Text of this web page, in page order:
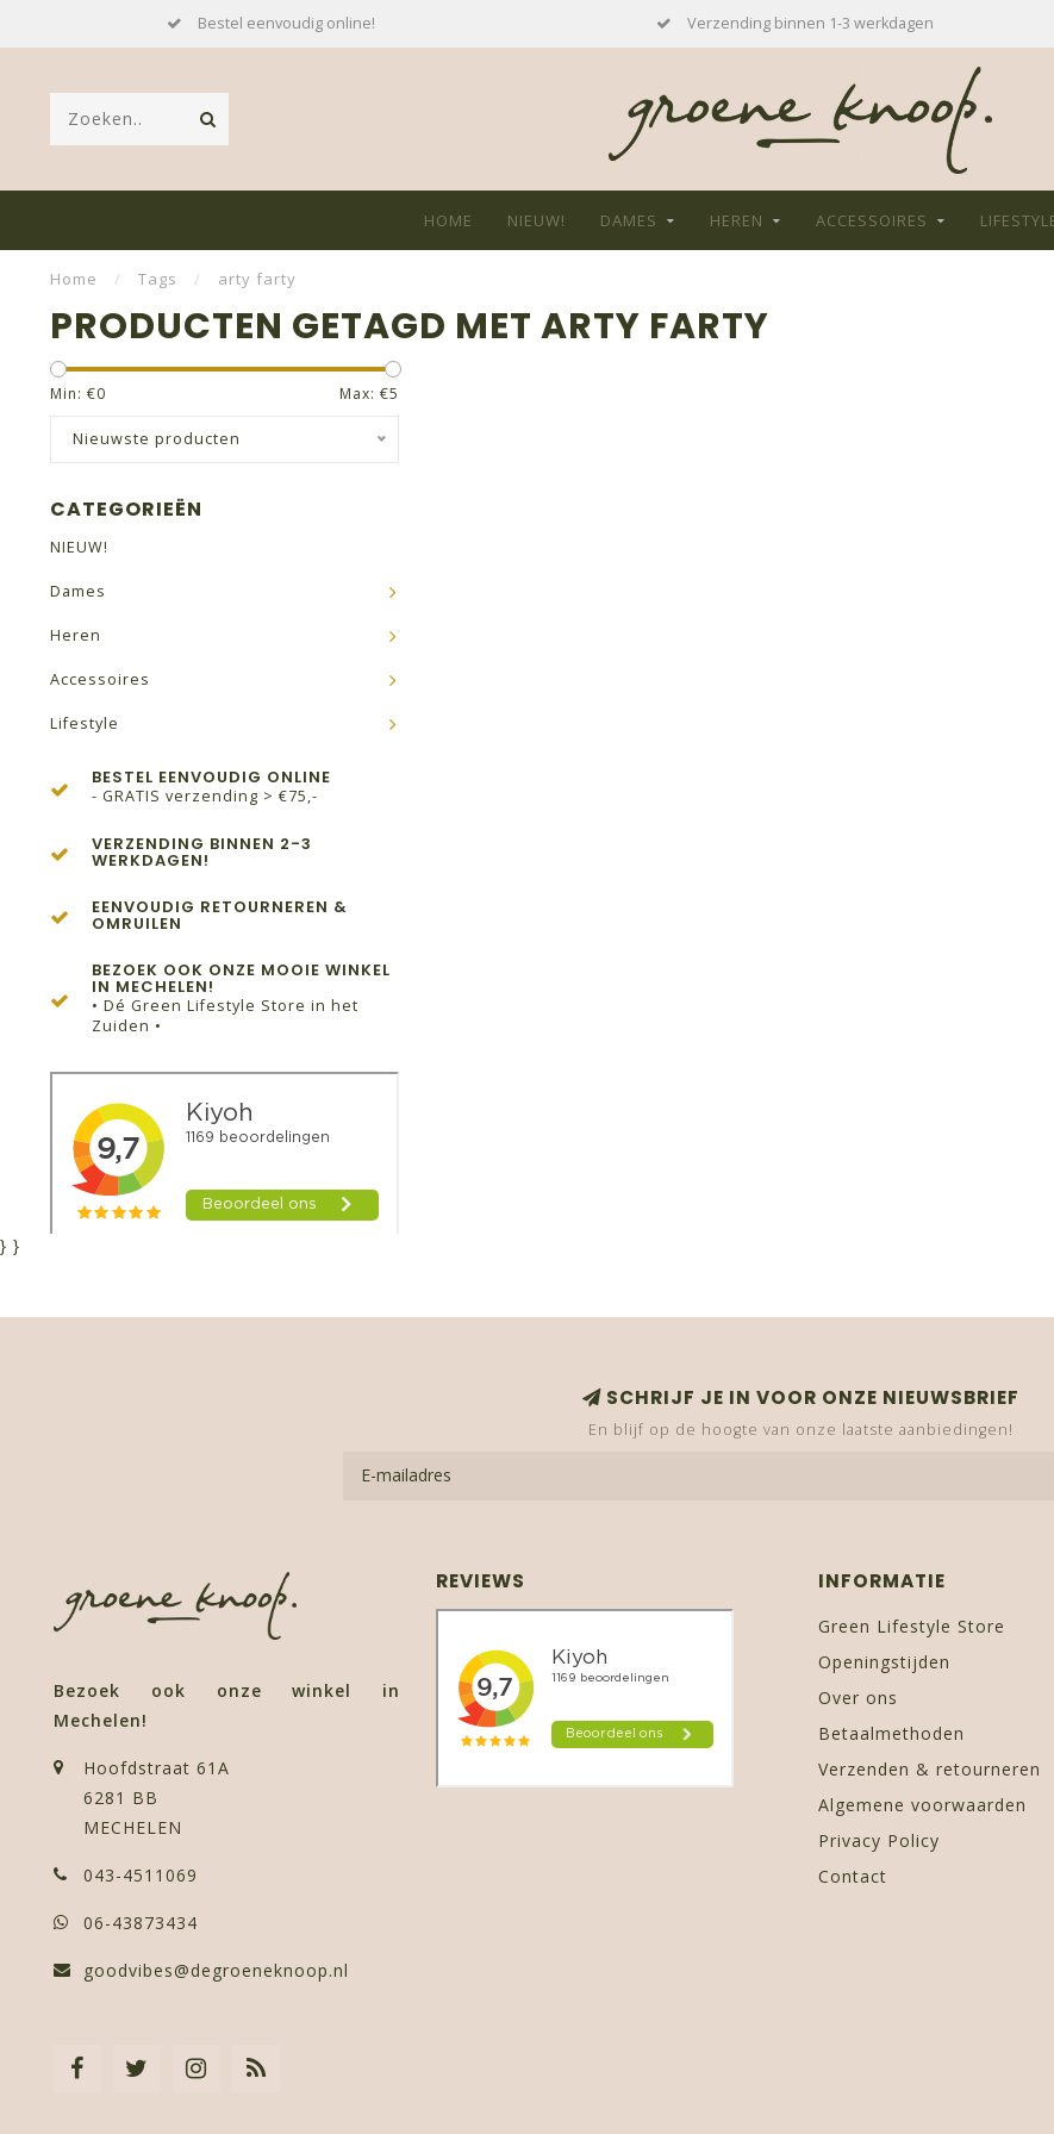
Bestel eenvoudig online! Verzending binnen 1-3 werkdagen
HOME NIEUW! DAMES HEREN ACCESSOIRES
Home / Tags / arty farty
PRODUCTEN GETAGD MET ARTY FARTY
Min: €0 Max: €5
Nieuwste producten
CATEGORIEËN
NIEUW!
Dames
Heren
Accessoires
Lifestyle
BESTEL EENVOUDIG ONLINE
- GRATIS verzending > €75,-
VERZENDING BINNEN 2-3
WERKDAGEN!
EENVOUDIG RETOURNEREN &
OMRUILEN
BEZOEK OOK ONZE MOOIE WINKEL
IN MECHELEN!
• Dé Green Lifestyle Store in het
Zuiden •
} }
SCHRIJF JE IN VOOR ONZE NIEUWSBRIEF
En blijf op de hoogte van onze laatste aanbiedingen!
Bezoek ook onze winkel in
Mechelen!
Hoofdstraat 61A
6281 BB
MECHELEN
043-4511069
06-43873434
goodvibes@degroeneknoop.nl
REVIEWS INFORMATIE
Green Lifestyle Store
Openingstijden
Over ons
Betaalmethoden
Verzenden & retourneren
Algemene voorwaarden
Privacy Policy
Contact